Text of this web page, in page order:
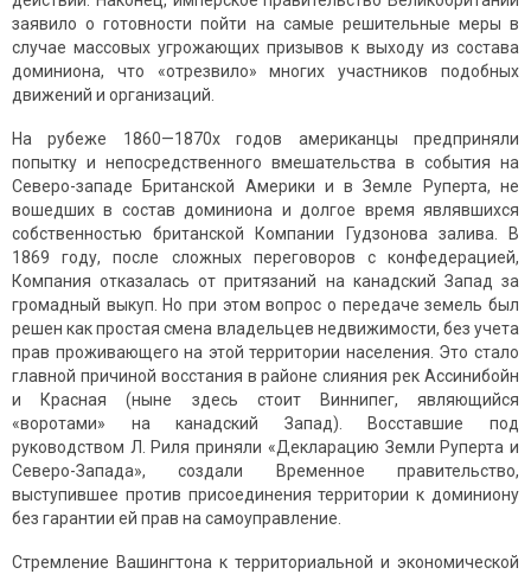
заявило о готовности пойти на самые решительные меры в
случае массовых угрожающих призывов к выходу из состава
доминиона, что «отрезвило» многих участников подобных
движений и организаций.
На рубеже 1860—1870х годов американцы предприняли
попытку и непосредственного вмешательства в события на
Северо-западе Британской Америки и в Земле Руперта, не
вошедших в состав доминиона и долгое время являвшихся
собственностью британской Компании Гудзонова залива. В
1869 году, после сложных переговоров с конфедерацией,
Компания отказалась от притязаний на канадский Запад за
громадный выкуп. Но при этом вопрос о передаче земель был
решен как простая смена владельцев недвижимости, без учета
прав проживающего на этой территории населения. Это стало
главной причиной восстания в районе слияния рек Ассинибойн
и Красная (ныне здесь стоит Виннипег, являющийся
«воротами» на канадский Запад). Восставшие под
руководством Л. Риля приняли «Декларацию Земли Руперта и
Северо-Запада», создали Временное правительство,
выступившее против присоединения территории к доминиону
без гарантии ей прав на самоуправление.
Стремление Вашингтона к территориальной и экономической